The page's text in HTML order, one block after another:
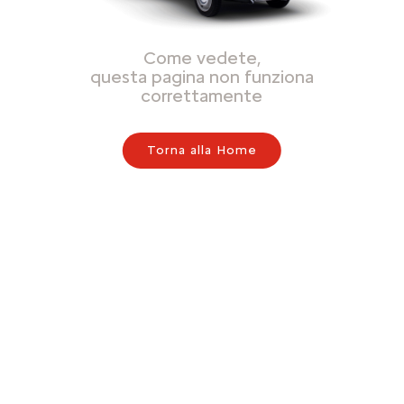
Come vedete,
questa pagina non funziona
correttamente
Torna alla Home